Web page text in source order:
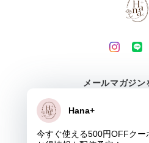
メールマガジン